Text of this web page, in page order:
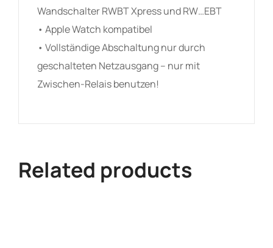
Wandschalter RWBT Xpress und RW…EBT
• Apple Watch kompatibel
• Vollständige Abschaltung nur durch
geschalteten Netzausgang – nur mit
Zwischen-Relais benutzen!
Related products